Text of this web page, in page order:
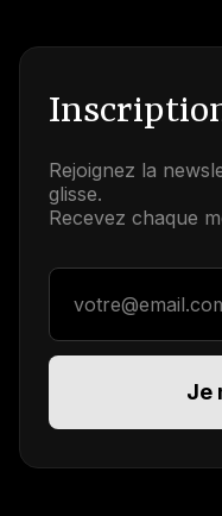
Rejoignez la
glisse.
Recevez chaque
Adresse email
Je